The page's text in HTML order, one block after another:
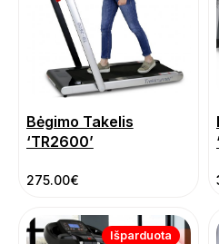
Bėgimo Takelis
‘TR2600’
275.00€
Išparduota